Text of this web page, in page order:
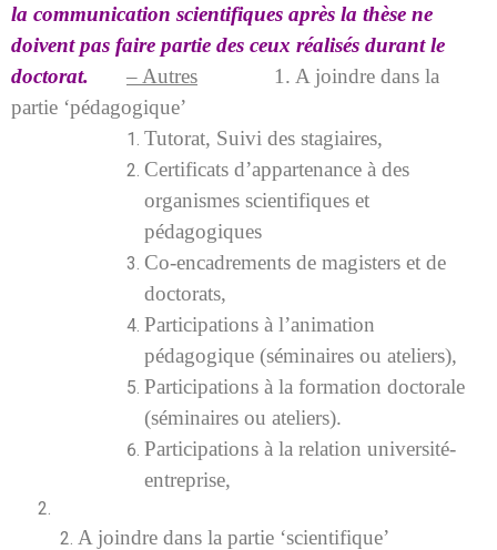
la communication scientifiques après la thèse ne
doivent pas faire partie des ceux réalisés durant le
doctorat.
– Autres
1. A joindre dans la
partie ‘pédagogique’
Tutorat, Suivi des stagiaires,
Certificats d’appartenance à des
organismes scientifiques et
pédagogiques
Co-encadrements de magisters et de
doctorats,
Participations à l’animation
pédagogique (séminaires ou ateliers),
Participations à la formation doctorale
(séminaires ou ateliers).
Participations à la relation université-
entreprise,
2. A joindre dans la partie ‘scientifique’